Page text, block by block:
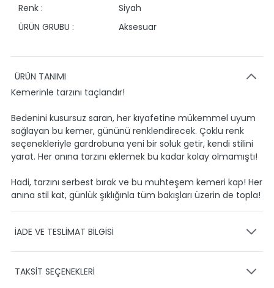
Renk :
Siyah
ÜRÜN GRUBU :
Aksesuar
ÜRÜN TANIMI
Kemerinle tarzını taçlandır!
Bedenini kusursuz saran, her kıyafetine mükemmel uyum
sağlayan bu kemer, gününü renklendirecek. Çoklu renk
seçenekleriyle gardrobuna yeni bir soluk getir, kendi stilini
yarat. Her anına tarzını eklemek bu kadar kolay olmamıştı!
Hadi, tarzını serbest bırak ve bu muhteşem kemeri kap! Her
anına stil kat, günlük şıklığınla tüm bakışları üzerin de topla!
İADE VE TESLİMAT BİLGİSİ
Ürünlerinizin gönderimini anlaşmalı olduğumuz PTT,
TAKSİT SEÇENEKLERİ